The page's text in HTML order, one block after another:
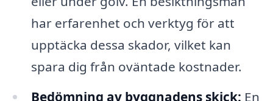
har erfarenhet och verktyg för att
upptäcka dessa skador, vilket kan
spara dig från oväntade kostnader.
Bedömning av byggnadens skick: En